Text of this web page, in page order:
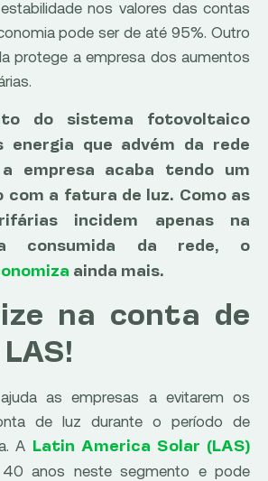
nos valores das contas
pode ser de até 95%. Outro
protege a empresa dos aumentos
do sistema fotovoltaico
energia que advém da rede
empresa acaba tendo um
com a fatura de luz. Como as
incidem apenas na
consumida da rede, o
ainda mais.
na conta de
as empresas a evitarem os
de luz durante o período de
A Latin America Solar (LAS)
anos neste segmento e pode